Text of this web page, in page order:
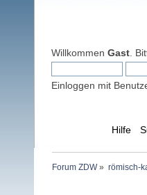
Willkommen Gast .
Einloggen mit
Hilfe
Forum ZDW» römisch-